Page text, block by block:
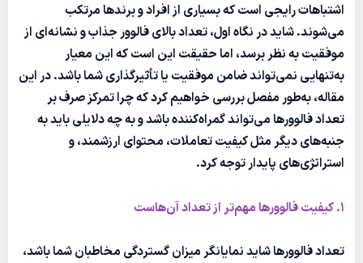
اشتباهات رایجی است که بسیاری از افراد و برندها مرتکب
می‌شوند. شاید در نگاه اول، تعداد بالای فالوور جذاب و نشانه‌ای از
موفقیت به نظر برسد، اما حقیقت این است که این معیار
به‌تنهایی نمی‌تواند ضامن موفقیت یا تأثیرگذاری شما باشد. در این
مقاله، به‌طور مفصل بررسی خواهیم کرد که چرا تمرکز صرف بر
تعداد فالوورها می‌تواند گمراه‌کننده باشد و به چه دلایلی باید به
جنبه‌های دیگر مثل کیفیت تعاملات، محتوای ارزشمند، و
استراتژی‌های پایدار توجه کرد.
1. کیفیت فالوورها مهم‌تر از تعداد آن‌هاست
تعداد فالوورها شاید نمایانگر میزان گستردگی مخاطبان شما باشد،